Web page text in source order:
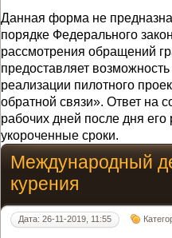
Данная форма не
порядке Федерального
рассмотрения обращений
предоставляет
реализации пилотного
обратной связи». Ответ на
рабочих дней после дня
укороченные сроки.
Международный
курения
Дата: 26-11-2019, 11:55